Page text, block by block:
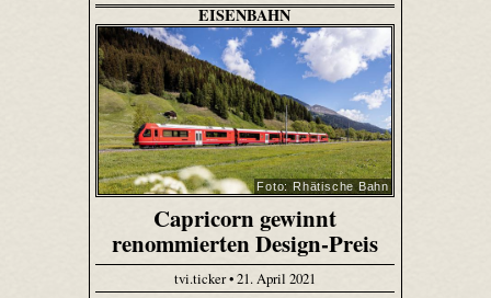
EISENBAHN
Foto: Rhätische Bahn
Capricorn gewinnt
renommierten Design-Preis
tvi.ticker • 21. April 2021